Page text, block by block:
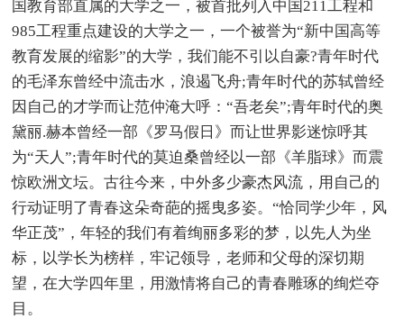
国教育部直属的大学之一，被首批列入中国211工程和
985工程重点建设的大学之一，一个被誉为“新中国高等
教育发展的缩影”的大学，我们能不引以自豪?青年时代
的毛泽东曾经中流击水，浪遏飞舟;青年时代的苏轼曾经
因自己的才学而让范仲淹大呼：“吾老矣”;青年时代的奥
黛丽.赫本曾经一部《罗马假日》而让世界影迷惊呼其
为“天人”;青年时代的莫迫桑曾经以一部《羊脂球》而震
惊欧洲文坛。古往今来，中外多少豪杰风流，用自己的
行动证明了青春这朵奇葩的摇曳多姿。“恰同学少年，风
华正茂”，年轻的我们有着绚丽多彩的梦，以先人为坐
标，以学长为榜样，牢记领导，老师和父母的深切期
望，在大学四年里，用激情将自己的青春雕琢的绚烂夺
目。